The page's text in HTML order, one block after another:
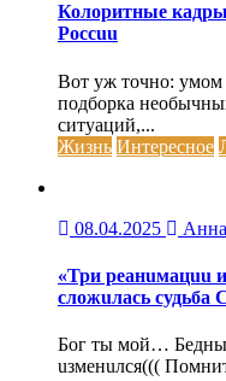
Колоритные
Россuu
Вот уж точно: умом
подборка
ситуаций,...
Жизнь Интересное
08.04.2025 Анна
«Три реанuмацuu
сложuлась судьба
Бог ты мой…
uзменuлся(((